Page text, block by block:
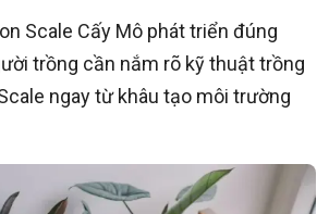
Scale Cấy Mô phát triển đúng
trồng cần nắm rõ kỹ thuật trồng
ngay từ khâu tạo môi trường